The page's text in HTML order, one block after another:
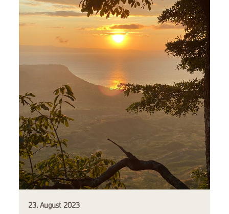
23. August 2023